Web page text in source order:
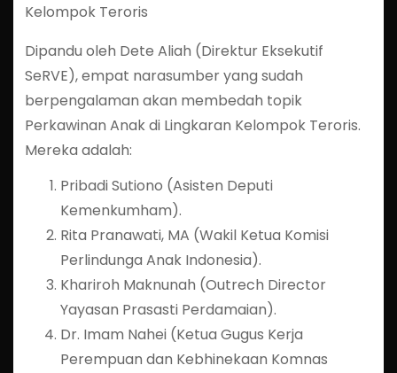
Kelompok Teroris
Dipandu oleh Dete Aliah (Direktur Eksekutif
SeRVE), empat narasumber yang sudah
berpengalaman akan membedah topik
Perkawinan Anak di Lingkaran Kelompok Teroris.
Mereka adalah:
Pribadi Sutiono (Asisten Deputi
Kemenkumham).
Rita Pranawati, MA (Wakil Ketua Komisi
Perlindunga Anak Indonesia).
Khariroh Maknunah (Outrech Director
Yayasan Prasasti Perdamaian).
Dr. Imam Nahei (Ketua Gugus Kerja
Perempuan dan Kebhinekaan Komnas